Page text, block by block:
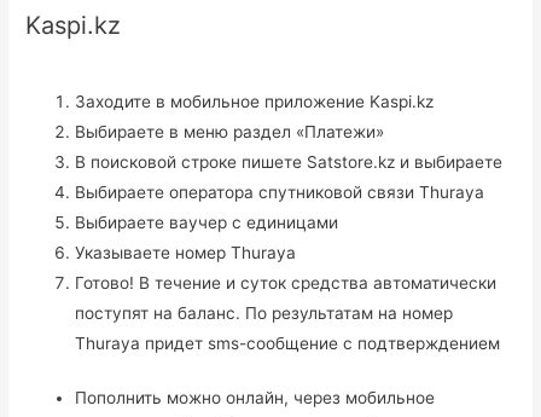
Kaspi.kz
Заходите в мобильное приложение Kaspi.kz
Выбираете в меню раздел «Платежи»
В поисковой строке пишете Satstore.kz и выбираете
Выбираете оператора спутниковой связи Thuraya
Выбираете ваучер с единицами
Указываете номер Thuraya
Готово! В течение и суток средства автоматически
поступят на баланс. По результатам на номер
Thuraya придет sms-сообщение с подтверждением
Пополнить можно онлайн, через мобильное